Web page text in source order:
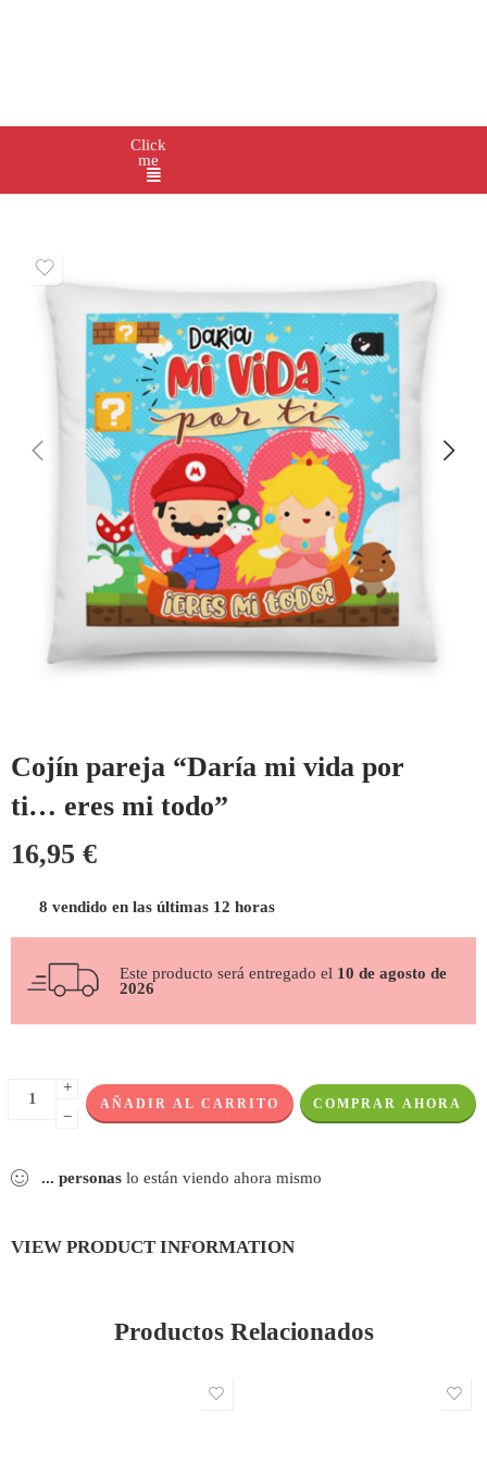
Click
me
Cojín pareja “Daría mi vida por
ti… eres mi todo”
16,95 €
8 vendido en las últimas 12 horas
Este producto será entregado el 10 de agosto de
2026
+
−
AÑADIR AL CARRITO COMPRAR AHORA
... personas lo están viendo ahora mismo
VIEW PRODUCT INFORMATION
Productos Relacionados